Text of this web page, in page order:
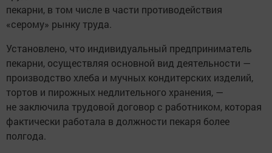
пекарни, в том числе в части противодействия
«серому» рынку труда.
Установлено, что индивидуальный предприниматель
пекарни, осуществляя основной вид деятельности —
производство хлеба и мучных кондитерских изделий,
тортов и пирожных недлительного хранения, —
не заключила трудовой договор с работником, которая
фактически работала в должности пекаря более
полгода.